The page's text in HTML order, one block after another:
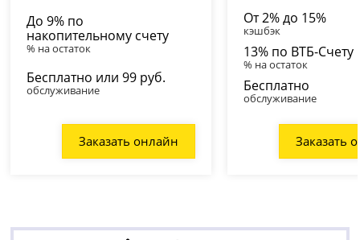
До 9% по
накопительному счету
% на остаток
Бесплатно или 99 руб.
обслуживание
Заказать онлайн
От 2% до 15%
кэшбэк
13% по ВТБ-Счету
% на остаток
Бесплатно
обслуживание
Заказать